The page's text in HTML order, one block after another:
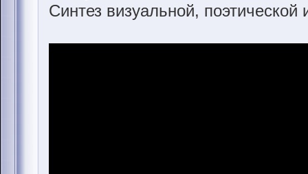
Синтез визуальной,